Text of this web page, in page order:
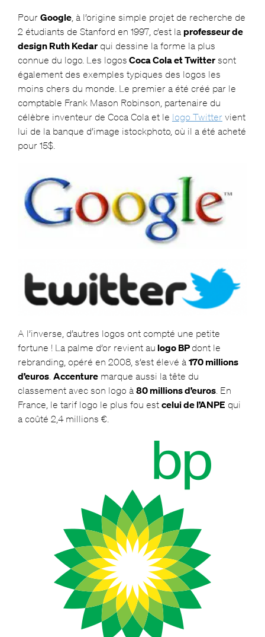
Pour Google, à l’origine simple projet de recherche de
2 étudiants de Stanford en 1997, c’est la professeur de
design Ruth Kedarqui dessine la forme la plus
connue du logo. Les logos Coca Cola et Twittersont
également des exemples typiques des logos les
moins chers du monde. Le premier a été créé par le
comptable Frank Mason Robinson, partenaire du
célèbre inventeur de Coca Cola et le logo Twitter vient
lui de la banque d’image istockphoto, où il a été acheté
pour 15$.
A l’inverse, d’autres logos ont compté une petite
fortune ! La palme d’or revient au logo BP dont le
rebranding, opéré en 2008, s’est élevé à 170 millions
d’euros. Accenturemarque aussi la tête du
classement avec son logo à 80 millions d’euros. En
France, le tarif logo le plus fou est celui de l’ANPE qui
a coûté 2,4 millions €.